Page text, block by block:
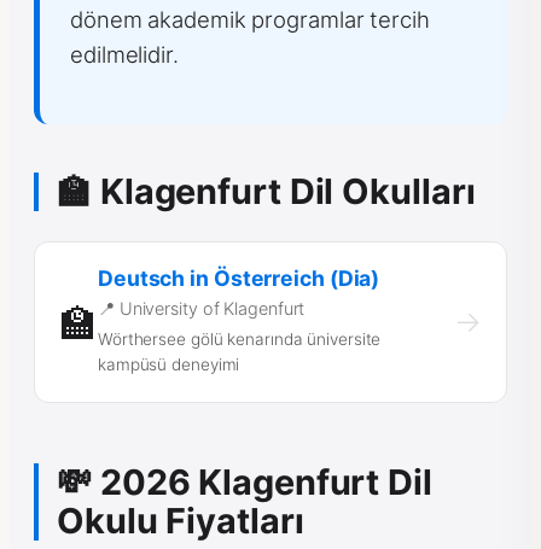
dönem akademik programlar tercih
edilmelidir.
🏫 Klagenfurt Dil Okulları
🏫
Deutsch in Österreich (Dia)
📍 University of Klagenfurt
Wörthersee gölü kenarında üniversite
kampüsü deneyimi
→
💸 2026 Klagenfurt Dil
Okulu Fiyatları